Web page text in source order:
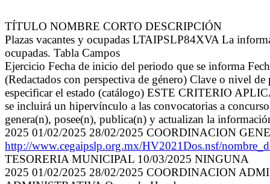
TÍTULO NOMBRE CORTO DESCRIPCIÓN
Plazas vacantes y ocupadas LTAIPSLP84XVA La
ocupadas. Tabla Campos
Ejercicio Fecha de inicio del periodo que se informa
(Redactados con perspectiva de género) Clave o nivel
especificar el estado (catálogo) ESTE CRITERIO
se incluirá un hipervínculo a las convocatorias a
genera(n), posee(n), publica(n) y actualizan la
2025 01/02/2025 28/02/2025 COORDINACION
http://www.cegaipslp.org.mx/HV2021Dos.nsf/
TESORERIA MUNICIPAL 10/03/2025 NINGUNA
2025 01/02/2025 28/02/2025 COORDINACION